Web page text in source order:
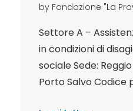
by Fondazione "La
Settore A –
in condizioni di
sociale Sede:
Porto Salvo Codice